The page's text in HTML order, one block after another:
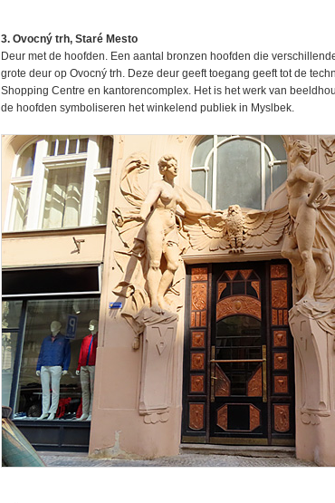
3. Ovocný trh, Staré Mesto
Deur met de hoofden. Een aantal bronzen hoofden die
grote deur op Ovocný trh. Deze deur geeft toegang geeft tot de
Shopping Centre en kantorencomplex. Het is het werk van
de hoofden symboliseren het winkelend publiek in Myslbek.